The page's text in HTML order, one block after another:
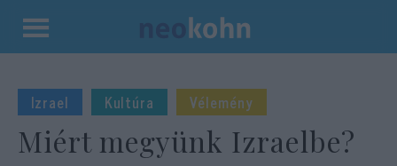
Kilépés
tartalomba
Izrael Kultúra Vélemény
Miért megyünk Izraelbe?